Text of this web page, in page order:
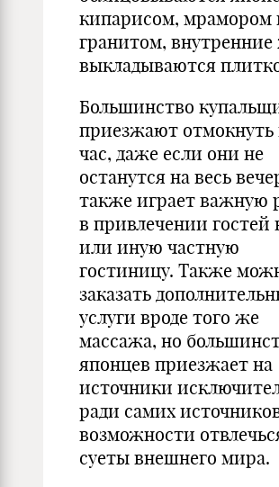
кипарисом, мрамором
гранитом,
выкладываются
Большинство
приезжают отмокнуть
час, даже если они не
останутся на весь
также играет важную
в привлечении гостей
или иную частную
гостиницу. Также
заказать
услуги вроде того же
массажа, но
японцев приезжает на
источники
ради самих
возможности
суеты внешнего мира.